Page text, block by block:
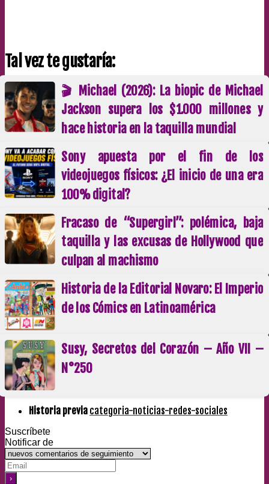
Tal vez te gustaría:
🎬 Michael (2026): La biopic de Michael
Jackson supera los $1.000 millones y
hace historia en la taquilla mundial
Sony apuesta por el fin de los
videojuegos físicos: ¿El inicio de una era
100% digital?
Fracaso de “Supergirl”: polémica, baja
taquilla y las excusas de Hollywood que
culpan al machismo
Historia de la Editorial Novaro: El Imperio
de los Cómics en Latinoamérica
Susy, Secretos del Corazón – Año VII –
N°250
Historia previa categoria-noticias-redes-sociales
Suscríbete
Notificar de